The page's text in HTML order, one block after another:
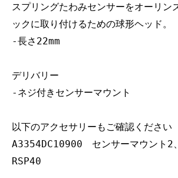
スプリングたわみセンサーをオーリン
ックに取り付けるための球形ヘッド。
-長さ22mm
デリバリー
-ネジ付きセンサーマウント
以下のアクセサリーもご確認ください
A3354DC10900 センサーマウント2
RSP40